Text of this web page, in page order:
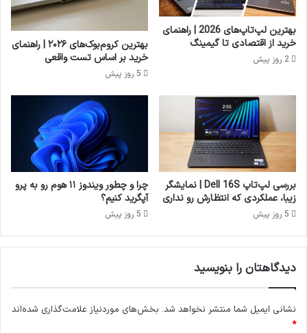
بهترین لپ‌تاپ‌های 2026 | راهنمای
خرید از اقتصادی تا گیمینگ
2 روز پیش
بهترین کروم‌بوک‌های ۲۰۲۶ | راهنمای
خرید بر اساس تست واقعی
5 روز پیش
بررسی لپ‌تاپ Dell 16S | نمایشگر
زیبا، عملکردی که انتظارش رو نداری
5 روز پیش
چرا و چطور ویندوز ۱۱ هوم رو به پرو
آپگرید کنیم؟
5 روز پیش
دیدگاهتان را بنویسید
نشانی ایمیل شما منتشر نخواهد شد. بخش‌های موردنیاز علامت‌گذاری شده‌اند
*